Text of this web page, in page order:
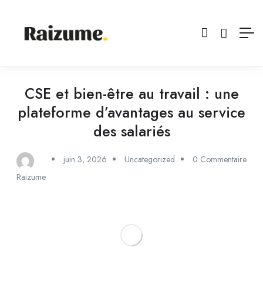
CSE et bien-être au travail : une
plateforme d’avantages au service
des salariés
Raizume
juin 3, 2026 Uncategorized 0 Commentaire